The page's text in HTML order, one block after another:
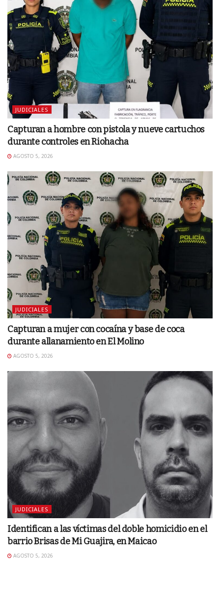
JUDICIALES
Capturan a hombre con pistola y nueve cartuchos
durante controles en Riohacha
AGOSTO 5, 2026
JUDICIALES
Capturan a mujer con cocaína y base de coca
durante allanamiento en El Molino
AGOSTO 5, 2026
JUDICIALES
Identifican a las víctimas del doble homicidio en el
barrio Brisas de Mi Guajira, en Maicao
AGOSTO 5, 2026